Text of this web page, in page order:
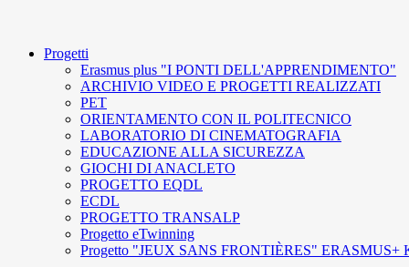
Progetti
Erasmus plus "I PONTI DELL'APPRENDIMENTO"
ARCHIVIO VIDEO E PROGETTI REALIZZATI
PET
ORIENTAMENTO CON IL POLITECNICO
LABORATORIO DI CINEMATOGRAFIA
EDUCAZIONE ALLA SICUREZZA
GIOCHI DI ANACLETO
PROGETTO EQDL
ECDL
PROGETTO TRANSALP
Progetto eTwinning
Progetto "JEUX SANS FRONTIÈRES" ERASMUS+